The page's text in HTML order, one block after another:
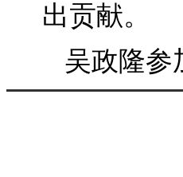
出贡献。
吴政隆参